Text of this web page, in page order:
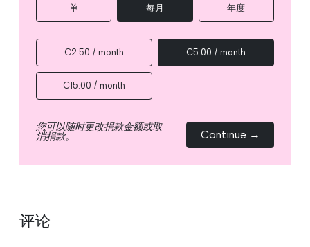
单 每月 年度
€2.50 / month €5.00 / month
€15.00 / month
您可以随时更改捐款金额或取
消捐款。 Continue →
评论